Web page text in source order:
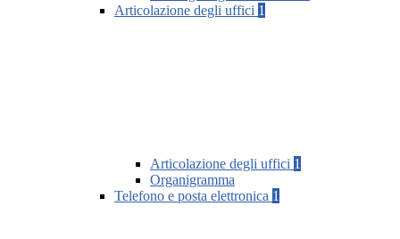
Articolazione degli uffici 1
Articolazione degli uffici 1
Organigramma
Telefono e posta elettronica 1